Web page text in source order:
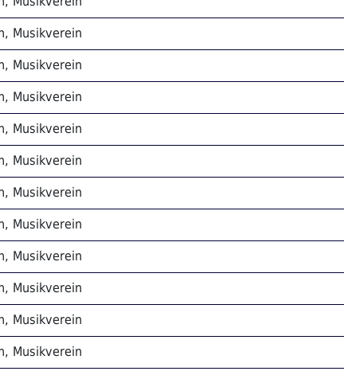
Musikverein
Musikverein
Musikverein
Musikverein
Musikverein
Musikverein
Musikverein
Musikverein
Musikverein
Musikverein
Musikverein